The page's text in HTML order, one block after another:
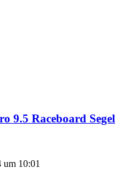
9.5 Raceboard Segel
10:01